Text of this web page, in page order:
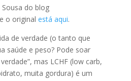
do blog
e o original está aqui.
de verdade (o tanto que
saúde e peso? Pode soar
mas LCHF (low carb,
muita gordura) é um